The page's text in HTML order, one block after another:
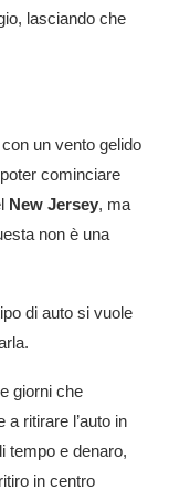
lasciando che
un vento gelido
cominciare
New Jersey, ma
non è una
di auto si vuole
giorni che
a ritirare l’auto in
tempo e denaro,
in centro